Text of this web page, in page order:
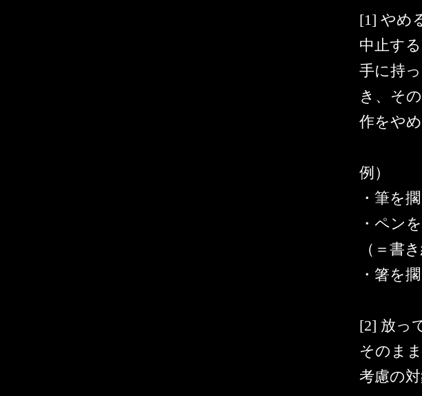
[1] やめ
中止する
手に持
き、そ
作をや
例）
・筆を擱
・ペン
（＝書
・箸を擱
[2] 放っ
そのま
考慮の対